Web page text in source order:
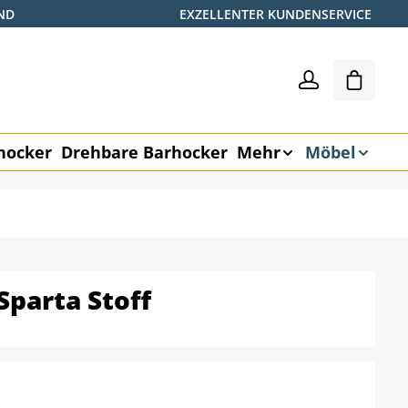
EXZELLENTER KUNDENSERVICE
Drehbare Barhocker Mehr Möbel
Stoff